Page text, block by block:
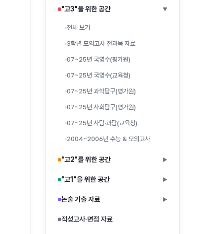
"고3"을 위한 공간 ▶
전체 보기
3학년 모의고사 전과목 자료
07~25년 국영수(평가원)
07~25년 국영수(교육청)
07~25년 과학탐구(평가원)
07~25년 사회탐구(평가원)
07~25년 사탐·과탐(교육청)
2004~2006년 수능 & 모의고사
"고2"를 위한 공간 ▶
"고1"을 위한 공간 ▶
논술 기출 자료 ▶
적성고사·면접 자료